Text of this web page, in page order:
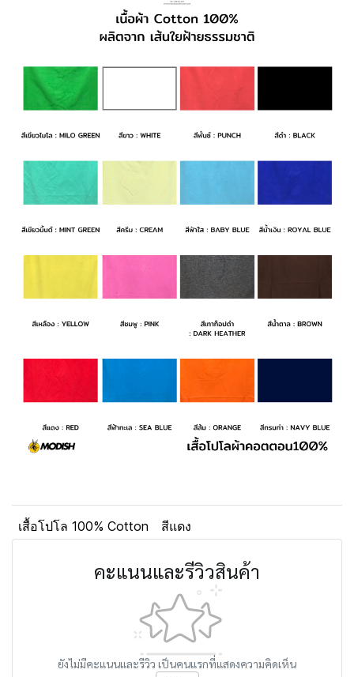
เสื้อโปโล 100% Cotton สีแดง
คะแนนและรีวิวสินค้า
ยังไม่มีคะแนนและรีวิว เป็นคนแรกที่แสดงความคิดเห็น